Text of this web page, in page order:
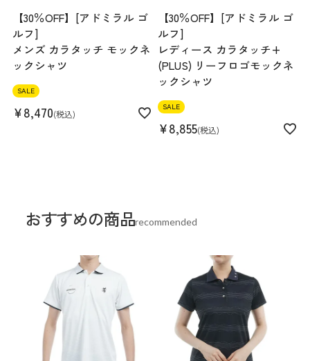
【30％OFF】[アドミラル ゴ
ルフ]
メンズ カラタッチ モックネ
ックシャツ
SALE
¥8,470 税込
【30％OFF】[アドミラル ゴ
ルフ]
レディース カラタッチ+
(PLUS) リーフロゴモックネ
ックシャツ
SALE
¥8,855 税込
おすすめの商品recommended